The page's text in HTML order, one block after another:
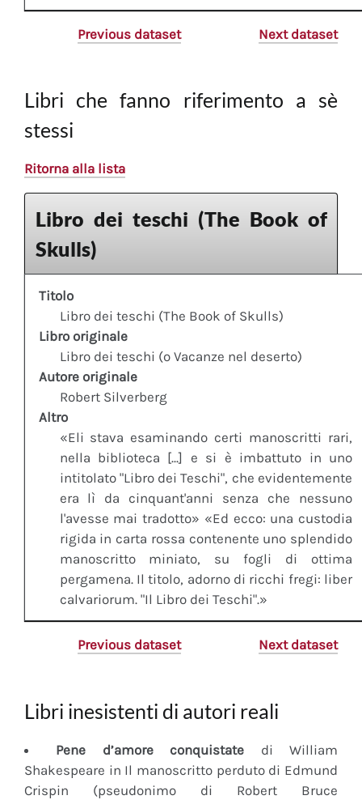
Previous dataset Next dataset
Libri che fanno riferimento a sè
stessi
Ritorna alla lista
Libro dei teschi (The Book of
Skulls)
Titolo
Libro dei teschi (The Book of Skulls)
Libro originale
Libro dei teschi (o Vacanze nel deserto)
Autore originale
Robert Silverberg
Altro
«Eli stava esaminando certi manoscritti rari,
nella biblioteca [...] e si è imbattuto in uno
intitolato "Libro dei Teschi", che evidentemente
era lì da cinquant'anni senza che nessuno
l'avesse mai tradotto» «Ed ecco: una custodia
rigida in carta rossa contenente uno splendido
manoscritto miniato, su fogli di ottima
pergamena. Il titolo, adorno di ricchi fregi: liber
calvariorum. "Il Libro dei Teschi".»
Previous dataset Next dataset
Libri inesistenti di autori reali
Pene d’amore conquistate di William
Shakespeare in Il manoscritto perduto di Edmund
Crispin (pseudonimo di Robert Bruce